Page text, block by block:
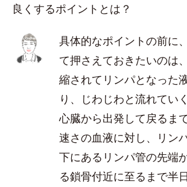
良くするポイントとは？
具体的なポイントの前に
て押さえておきたいのは
縮されてリンパとなった
り、じわじわと流れてい
心臓から出発して戻るま
速さの血液に対し、リン
下にあるリンパ管の先端
る鎖骨付近に至るまで半